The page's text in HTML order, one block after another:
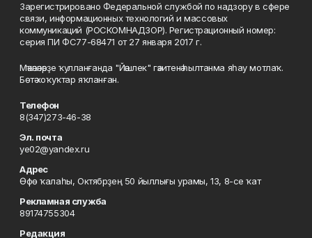
Зарегистрировано Федеральной службой по надзору в сфере
связи, информационных технологий и массовых
коммуникаций (РОСКОМНАДЗОР). Регистрационный номер:
серия ПИ ФС77-68471 от 27 января 2017 г.
Мәҡәләләрҙе ҡулланғанда "Йәшлек" гәзитенә һылтанма яһау мотлаҡ.
Бөтә хоҡуҡтар яҡланған.
Телефон
8(347)273-46-38
Эл. почта
ye02@yandex.ru
Адрес
Өфө ҡалаһы, Октябрҙең 50 йыллығы урамы, 13, 8-се ҡат
Рекламная служба
89174755304
Редакция